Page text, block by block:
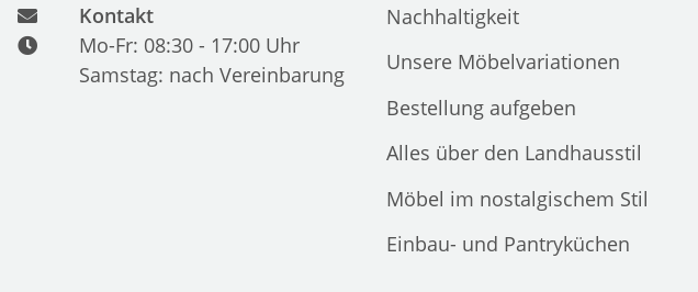
Kontakt
Mo-Fr: 08:30 - 17:00 Uhr
Samstag: nach Vereinbarung
Nachhaltigkeit
Unsere Möbelvariationen
Bestellung aufgeben
Alles über den Landhausstil
Möbel im nostalgischem Stil
Einbau- und Pantryküchen